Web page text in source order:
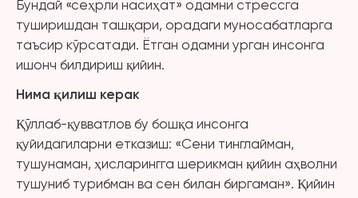
Бундай «сеҳрли насиҳат» одамни стрессга
туширишдан ташқари, орадаги муносабатларга
таъсир кўрсатади. Ётган одамни урган инсонга
ишонч билдириш қийин.
Нима қилиш керак
Қўллаб-қувватлов бу бошқа инсонга
қуйидагиларни етказиш: «Сени тинглайман,
тушунаман, ҳисларингга шерикман қийин аҳволни
тушуниб турибман ва сен билан биргаман». Қийин